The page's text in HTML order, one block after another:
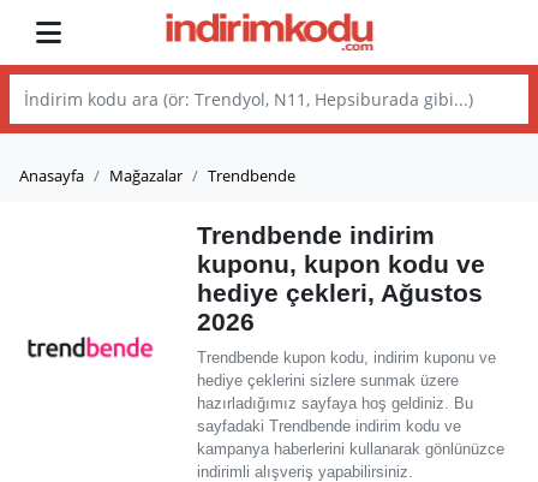
Anasayfa Mağazalar Trendbende
Trendbende indirim
kuponu, kupon kodu ve
hediye çekleri, Ağustos
2026
Trendbende kupon kodu, indirim kuponu ve
hediye çeklerini sizlere sunmak üzere
hazırladığımız sayfaya hoş geldiniz. Bu
sayfadaki Trendbende indirim kodu ve
kampanya haberlerini kullanarak gönlünüzce
indirimli alışveriş yapabilirsiniz.